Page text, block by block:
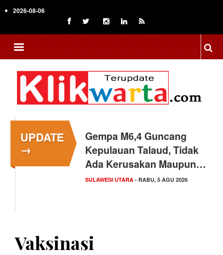
to
content
2026-08-06
UPDATE
→
Gempa M6,4 Guncang
Kepulauan Talaud, Tidak
Ada Kerusakan Maupun…
SULAWESI UTARA - RABU, 5 AGU 2026
Vaksinasi